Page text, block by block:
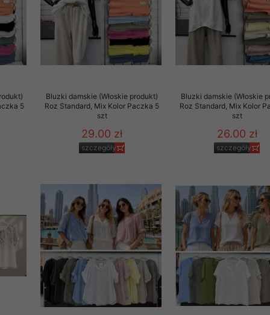
5
Bluzki damskie (Włoskie produkt)
Roz Standard, Mix Kolor Paczka 5
szt
29.00 zł
szczegóły
Bluzki damskie (Włoskie
Roz Standard, Mix Kolor
szt
26.00 zł
szczegóły
osobowych.
udzielonego przez
sierpnia 1997 r. o
przechowujemy na
jedynie uprawnieni
danych w celu
osobom trzecim,
komputerze Klienta
naszej oferty do
internetowej
tych plików
na komputerze